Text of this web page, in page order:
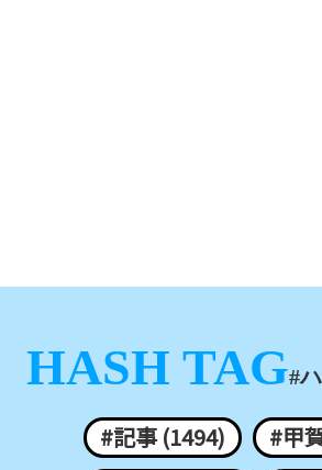
HASH TAG#
#記事 (1494)
#甲